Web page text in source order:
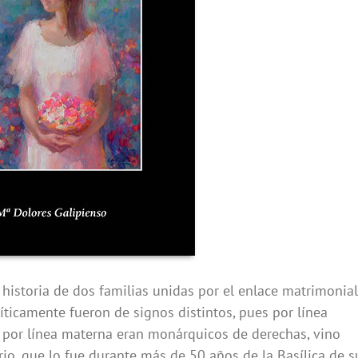
de dos familias unidas por el enlace matrimonial
fueron de signos distintos, pues por línea
línea materna eran monárquicos de derechas, vino